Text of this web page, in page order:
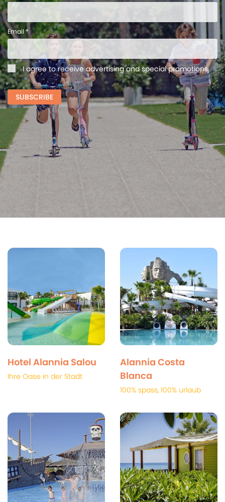
Email *
I agree to receive advertising and special promotions
SUBSCRIBE
Hotel Alannia Salou
Ihre Oase in der Stadt
Alannia Costa
Blanca
100% spass, 100% urlaub